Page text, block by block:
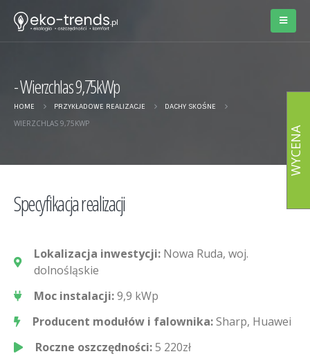
Wierzchlas 9,75kWp
HOME PRZYKŁADOWE REALIZACJE DACHY SKOŚNE
WIERZCHLAS 9,75KWP
Specyfikacja realizacji
Lokalizacja inwestycji: Nowa Ruda, woj.
dolnośląskie
Moc instalacji:9,9 kWp
Producent modułów i falownika:Sharp, Huawei
Roczne oszczędności:5 220zł
WYCENA